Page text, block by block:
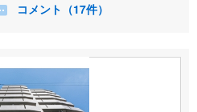
コメント（17件）